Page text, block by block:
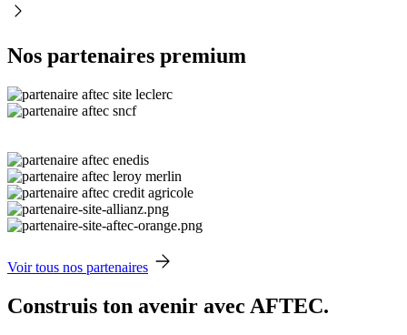
Nos partenaires premium
Voir tous nos partenaires
Construis ton avenir avec AFTEC.